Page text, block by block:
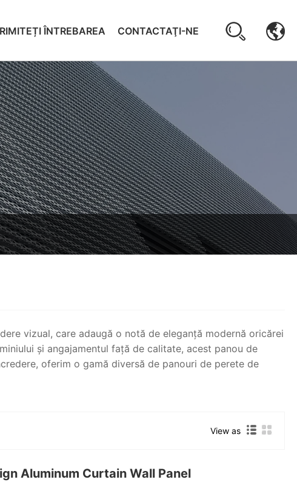
ÎNTREBAREA CONTACTAŢI-NE
vizual, care adaugă o notă de eleganță modernă oricărei
și angajamentul față de calitate, acest panou de
oferim o gamă diversă de panouri de perete de
View as
Aluminum Curtain Wall Panel